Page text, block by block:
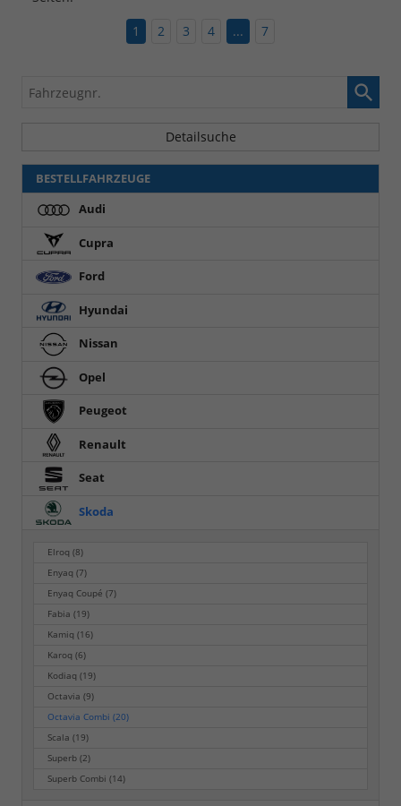
1
2 3 4 ... 7
Fahrzeugnr.
Detailsuche
BESTELLFAHRZEUGE
Audi
Cupra
Ford
Hyundai
Nissan
Opel
Peugeot
Renault
Seat
Skoda
Elroq(8)
Enyaq(7)
Enyaq Coupé(7)
Fabia(19)
Kamiq(16)
Karoq(6)
Kodiaq(19)
Octavia(9)
Octavia Combi(20)
Scala(19)
Superb(2)
Superb Combi(14)